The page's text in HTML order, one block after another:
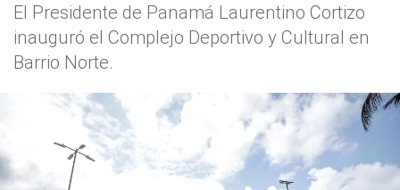
El Presidente de Panamá Laurentino Cortizo
inauguró el Complejo Deportivo y Cultural en
Barrio Norte.